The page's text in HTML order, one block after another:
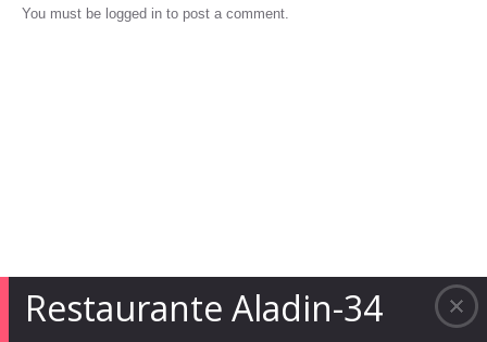
Restaurante Aladin-34
You must be logged in to post a comment.